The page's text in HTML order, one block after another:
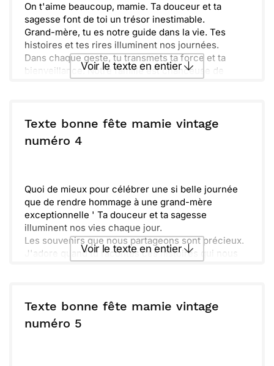
On t'aime beaucoup, mamie. Ta douceur et ta
sagesse font de toi un trésor inestimable.
Grand-mère, tu es notre guide dans la vie. Tes
histoires et tes rires illuminent nos journées.
Dans chaque geste, tu transmets ta force et ta
bienveillance. Notre famille est chanceuse de
Voir le texte en entier
ou :
Texte bonne fête mamie vintage
numéro 4
Quoi de mieux pour célébrer une si belle journée
que de rendre hommage à une grand-mère
exceptionnelle ' Ta douceur et ta sagesse
illuminent nos vies chaque jour.
Les souvenirs que nous partageons sont précieux.
J'adore quand tu racontes ces histoires qui nous
mots peuvent le dire. Bonne fête, et que cette
journée soit remplie de joie !
Voir le texte en entier
ou :
Texte bonne fête mamie vintage
numéro 5